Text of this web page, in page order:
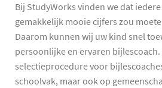
Bij StudyWorks vinden we dat
gemakkelijk mooie cijfers zou
Daarom kunnen wij uw kind snel
persoonlijke en ervaren bijlescoach.
selectieprocedure voor
schoolvak, maar ook op